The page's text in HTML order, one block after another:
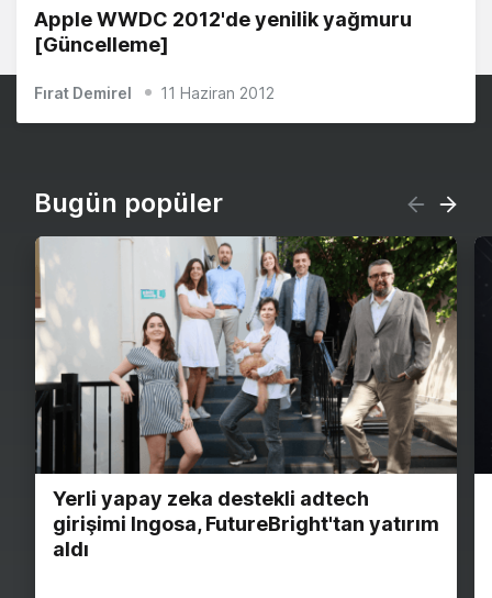
Apple WWDC 2012'de yenilik yağmuru
[Güncelleme]
Fırat Demirel 11 Haziran 2012
Bugün popüler
Yerli yapay zeka destekli adtech
girişimi Ingosa, FutureBright'tan yatırım
aldı